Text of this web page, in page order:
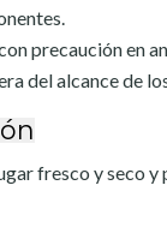
precaución en
del alcance de
fresco y seco